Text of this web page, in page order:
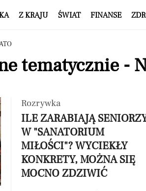
Z KRAJU ŚWIAT FINANSE
tematycznie -
Rozrywka
ILE ZARABIAJĄ
W "SANATORIUM
MIŁOŚCI"? WYCIEKŁY
KONKRETY, MOŻNA SIĘ
MOCNO ZDZIWIĆ